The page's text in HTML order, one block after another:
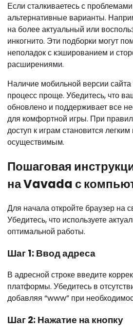
Если сталкиваетесь с
альтернативные варианты.
на более актуальный или
инкогнито. Эти подборки могут
неполадок с кэшированием и
расширениями.
Наличие мобильной версии сайта
процесс проще. Убедитесь, что
обновлено и поддерживает все
для комфортной игры. При
доступ к играм становится
осуществимым.
Пошаговая
на Vavada с
Для начала откройте браузер на
Убедитесь, что используете
оптимальной работы.
Шаг 1: Ввод адреса
В адресной строке введите
платформы. Убедитесь в
добавляя “www” при
Шаг 2: Нажатие на кнопку